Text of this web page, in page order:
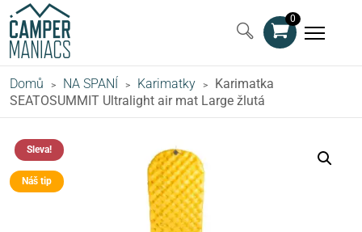
0
Domů > NA SPANÍ > Karimatky >
Karimatka
SEATOSUMMIT Ultralight air mat Large žlutá
Sleva!
Náš tip